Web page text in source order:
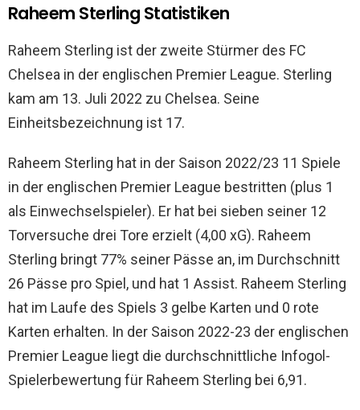
Raheem Sterling Statistiken
Raheem Sterling ist der zweite Stürmer des FC
Chelsea in der englischen Premier League. Sterling
kam am 13. Juli 2022 zu Chelsea. Seine
Einheitsbezeichnung ist 17.
Raheem Sterling hat in der Saison 2022/23 11 Spiele
in der englischen Premier League bestritten (plus 1
als Einwechselspieler). Er hat bei sieben seiner 12
Torversuche drei Tore erzielt (4,00 xG). Raheem
Sterling bringt 77% seiner Pässe an, im Durchschnitt
26 Pässe pro Spiel, und hat 1 Assist. Raheem Sterling
hat im Laufe des Spiels 3 gelbe Karten und 0 rote
Karten erhalten. In der Saison 2022-23 der englischen
Premier League liegt die durchschnittliche Infogol-
Spielerbewertung für Raheem Sterling bei 6,91.